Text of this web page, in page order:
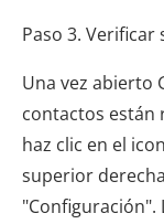
Paso 3.
Una vez abierto
contactos están
haz clic en el
superior
"Configuración".